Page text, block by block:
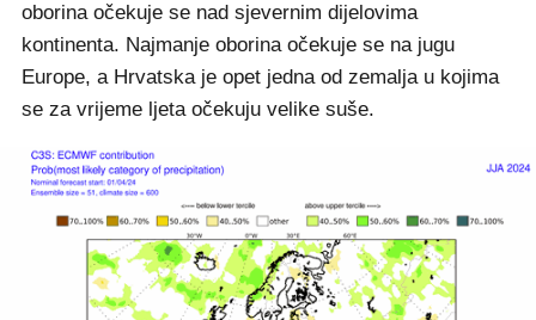
oborina očekuje se nad sjevernim dijelovima
kontinenta. Najmanje oborina očekuje se na jugu
Europe, a Hrvatska je opet jedna od zemalja u kojima
se za vrijeme ljeta očekuju velike suše.